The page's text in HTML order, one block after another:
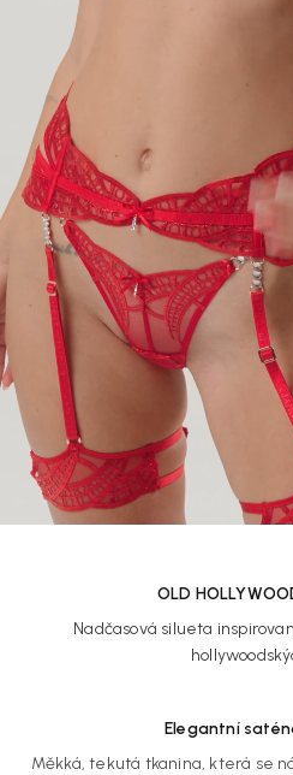
OLD
Nadčasová silueta
Elegantní
Měkká, tekutá tkanina, která se